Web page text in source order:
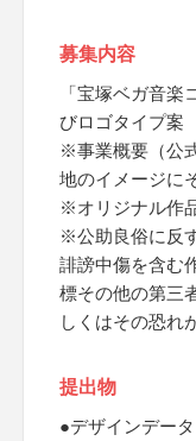
募集内容
「宝塚ベガ音楽
びロゴタイプ案
※事業概要（公
地のイメージに
※オリジナル作
※公助良俗に反
誹謗中傷を含む
標その他の第三
しくはその恐れ
提出物
●デザインデータ